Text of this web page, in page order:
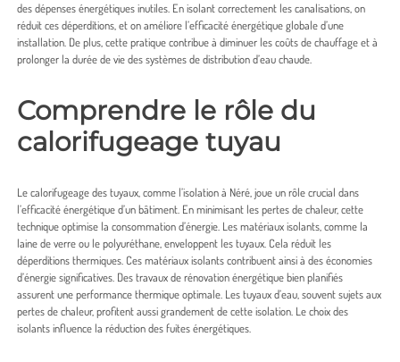
des dépenses énergétiques inutiles. En isolant correctement les canalisations, on
réduit ces déperditions, et on améliore l’efficacité énergétique globale d’une
installation. De plus, cette pratique contribue à diminuer les coûts de chauffage et à
prolonger la durée de vie des systèmes de distribution d’eau chaude.
Comprendre le rôle du
calorifugeage tuyau
Le calorifugeage des tuyaux, comme l’isolation à Néré , joue un rôle crucial dans
l’efficacité énergétique d’un bâtiment. En minimisant les pertes de chaleur, cette
technique optimise la consommation d’énergie. Les matériaux isolants, comme la
laine de verre ou le polyuréthane, enveloppent les tuyaux. Cela réduit les
déperditions thermiques. Ces matériaux isolants contribuent ainsi à des économies
d’énergie significatives. Des travaux de rénovation énergétique bien planifiés
assurent une performance thermique optimale. Les tuyaux d’eau, souvent sujets aux
pertes de chaleur, profitent aussi grandement de cette isolation. Le choix des
isolants influence la réduction des fuites énergétiques.